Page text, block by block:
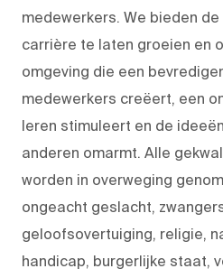
medewerkers. We bieden
carrière te laten groeien en
omgeving die een
medewerkers creëert, een
leren stimuleert en de
anderen omarmt. Alle
worden in overweging
ongeacht geslacht,
geloofsovertuiging, religie,
handicap, burgerlijke staat,